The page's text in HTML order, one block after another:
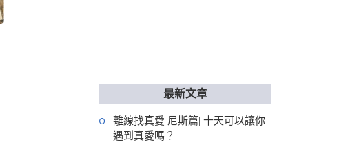
最新文章
離線找真愛 尼斯篇| 十天可以讓你
遇到真愛嗎？